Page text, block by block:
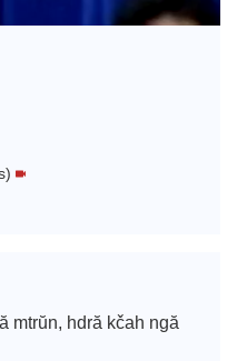
mtrŭn, hdră kčah ngă